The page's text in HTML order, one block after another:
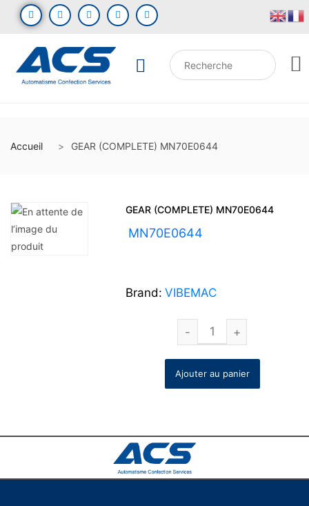
Accueil GEAR (COMPLETE) MN70E0644
GEAR (COMPLETE) MN70E0644
MN70E0644
Brand: VIBEMAC
Ajouter au panier